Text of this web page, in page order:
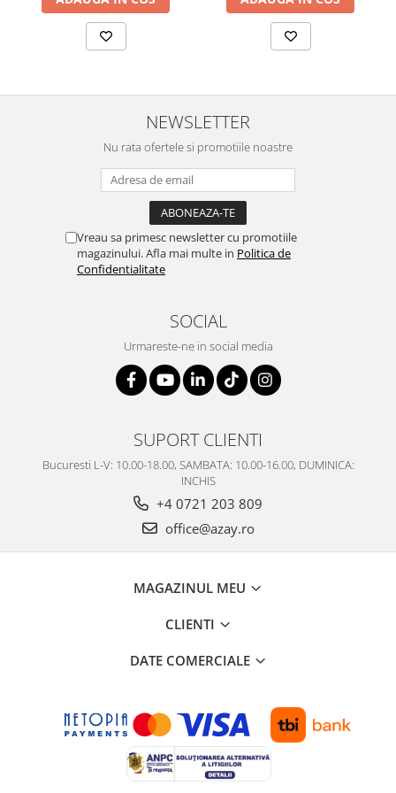
NEWSLETTER
Nu rata ofertele si promotiile noastre
Vreau sa primesc newsletter cu promotiile
magazinului. Afla mai multe in Politica de
Confidentialitate
SOCIAL
Urmareste-ne in social media
SUPORT CLIENTI
Bucuresti L-V: 10.00-18.00, SAMBATA: 10.00-16.00, DUMINICA:
INCHIS
+4 0721 203 809
office@azay.ro
MAGAZINUL MEU
CLIENTI
DATE COMERCIALE